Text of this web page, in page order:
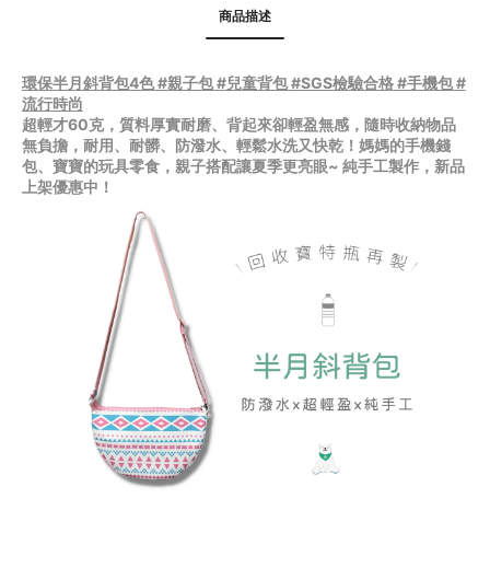
商品描述
環保半月斜背包4色 #親子包 #兒童背包 #SGS檢驗合格 #手機包 #
流行時尚
超輕才60克，質料厚實耐磨、背起來卻輕盈無感，隨時收納物品
無負擔，耐用、耐髒、防潑水、輕鬆水洗又快乾！媽媽的手機錢
包、寶寶的玩具零食，親子搭配讓夏季更亮眼~ 純手工製作，新品
上架優惠中！